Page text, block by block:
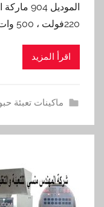
الموديل
220فولت ، 500 وات تقريبي دقة التعبئة ± 1 %
اقرأ المزيد
ماكينات تعبئة